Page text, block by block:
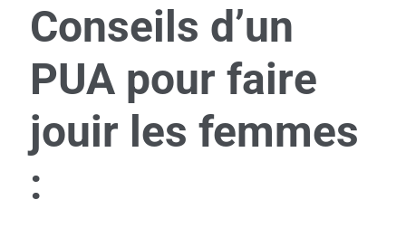
Conseils d’un
PUA pour faire
jouir les femmes
: